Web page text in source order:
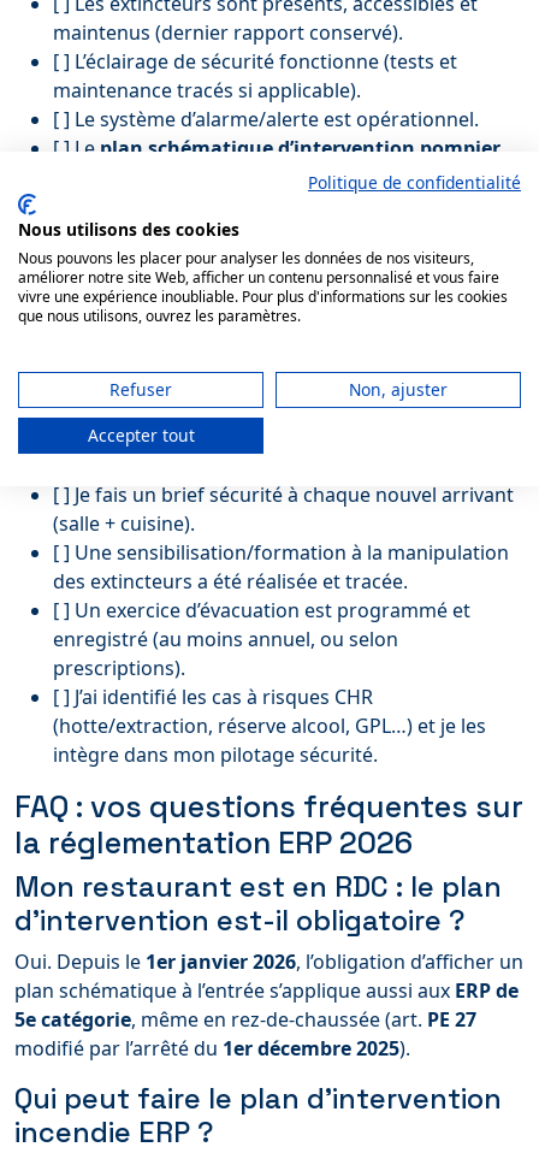
maintenus (dernier rapport conservé).
[ ] L’éclairage de sécurité fonctionne (tests et
maintenance tracés si applicable).
[ ] Le système d’alarme/alerte est opérationnel.
[ ] Le plan schématique d’intervention pompier
est affiché à l’entrée (obligatoire depuis le
[ ] Les coupures gaz/électricité sont repérées et
accessibles.
[ ] Je dispose du dernier rapport devérification
triennale gaz ERP(ou plus récent) et il est classé
[ ] Mes travaux gaz (si concernés) intègrent une
vérification spécifique à partir du01/07/2026.
[ ] Leregistre de sécurité ERP
[ ] Je fais un brief sécurité à chaque nouvel arrivant
(salle + cuisine).
[ ] Une sensibilisation/formation à la manipulation
des extincteurs a été réalisée et tracée.
[ ] Un exercice d’évacuation est programmé et
enregistré (au moins annuel, ou selon
prescriptions).
[ ] J’ai identifié les cas à risques CHR
(hotte/extraction, réserve alcool, GPL…) et je les
intègre dans mon pilotage sécurité.
FAQ : vos questions fréquentes sur
la réglementation ERP 2026
Mon restaurant est en RDC : le plan
d’intervention est-il obligatoire ?
Oui. Depuis le 1er janvier 2026, l’obligation d’afficher un
plan schématique à l’entrée s’applique aussi aux ERP de
5e catégorie, même en rez-de-chaussée (art. PE 27
modifié par l’arrêté du 1er décembre 2025).
Qui peut faire le plan d’intervention
incendie ERP ?
Politique de confidentialité
Nous utilisons des cookies
Nous pouvons les placer pour analyser les données de nos visiteurs,
améliorer notre site Web, afficher un contenu personnalisé et vous faire
vivre une expérience inoubliable. Pour plus d'informations sur les cookies
que nous utilisons, ouvrez les paramètres.
Refuser
Non, ajuster
Accepter tout